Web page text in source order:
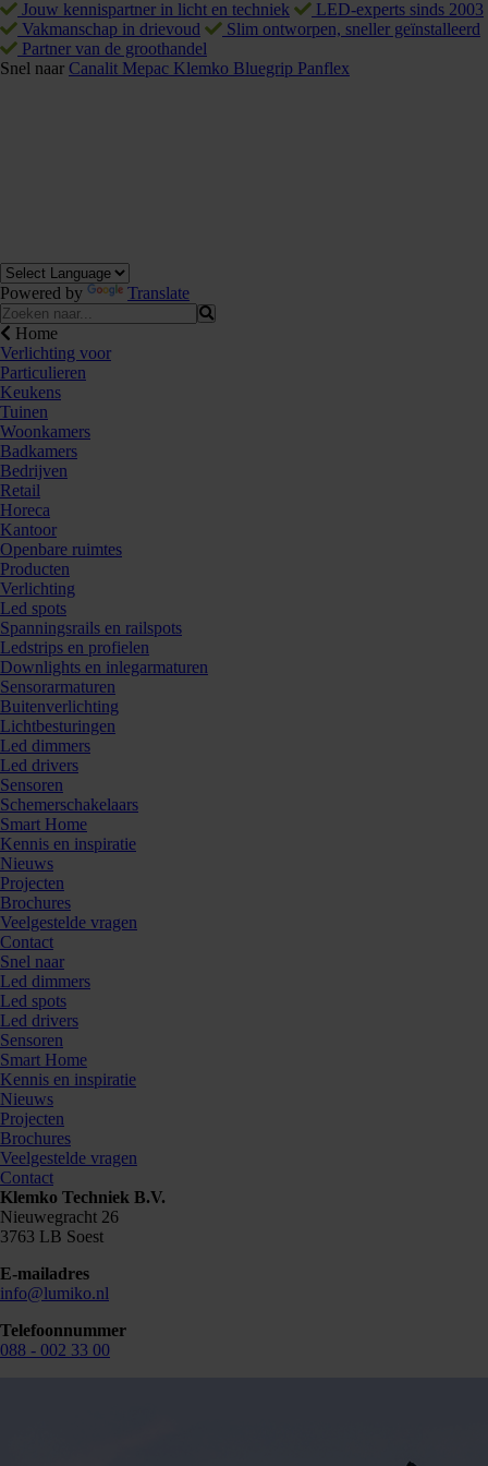
Jouw kennispartner in licht en techniek
LED-experts sinds 2003
Vakmanschap in drievoud
Slim ontworpen, sneller geïnstalleerd
Partner van de groothandel
Snel naar Canalit Mepac Klemko Bluegrip Panflex
Powered by Translate
Home
Verlichting voor
Particulieren
Keukens
Tuinen
Woonkamers
Badkamers
Bedrijven
Retail
Horeca
Kantoor
Openbare ruimtes
Producten
Verlichting
Led spots
Spanningsrails en railspots
Ledstrips en profielen
Downlights en inlegarmaturen
Sensorarmaturen
Buitenverlichting
Lichtbesturingen
Led dimmers
Led drivers
Sensoren
Schemerschakelaars
Smart Home
Kennis en inspiratie
Nieuws
Projecten
Brochures
Veelgestelde vragen
Contact
Snel naar
Led dimmers
Led spots
Led drivers
Sensoren
Smart Home
Kennis en inspiratie
Nieuws
Projecten
Brochures
Veelgestelde vragen
Contact
Klemko Techniek B.V.
Nieuwegracht 26
3763 LB Soest
E-mailadres
info@lumiko.nl
Telefoonnummer
088 - 002 33 00